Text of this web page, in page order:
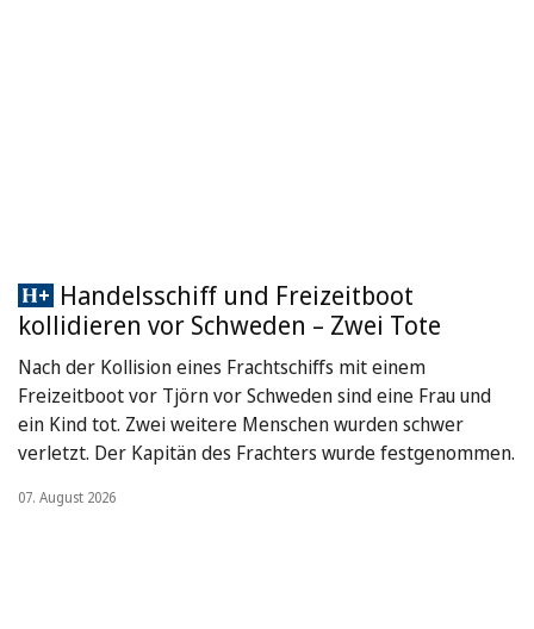
Handelsschiff und Freizeitboot
kollidieren vor Schweden – Zwei Tote
Nach der Kollision eines Frachtschiffs mit einem
Freizeitboot vor Tjörn vor Schweden sind eine Frau und
ein Kind tot. Zwei weitere Menschen wurden schwer
verletzt. Der Kapitän des Frachters wurde festgenommen.
07. August 2026